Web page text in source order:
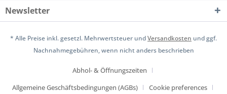
Newsletter
* Alle Preise inkl. gesetzl. Mehrwertsteuer undVersandkosten und ggf.
Nachnahmegebühren, wenn nicht anders beschrieben
Abhol- & Öffnungszeiten
Allgemeine Geschäftsbedingungen (AGBs)
Cookie preferences